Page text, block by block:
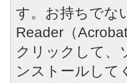
す。お持ちでな
Reader（
クリックして、
ンストールして